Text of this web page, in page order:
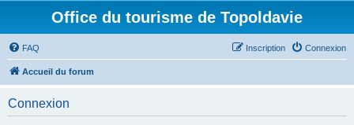
Office du tourisme de Topoldavie
FAQ Connexion
Inscription
Accueil du forum
Connexion